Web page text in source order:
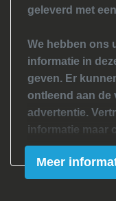
geleverd met
We hebben ons
informatie in
geven. Er
ontleend aan de
advertentie.
informatie maar
welke voor jouw
zouden kunnen
met de verkoper
Meer